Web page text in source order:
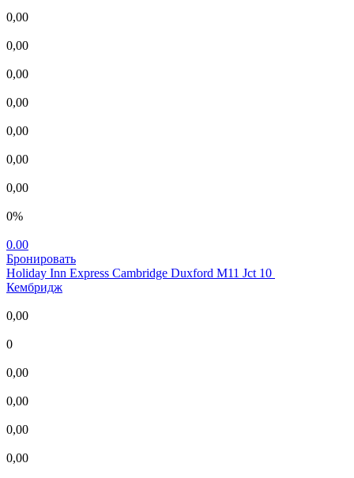
0,00
0,00
0,00
0,00
0,00
0,00
0,00
0%
0.00
Бронировать
Holiday Inn Express Cambridge Duxford M11 Jct 10
Кембридж
0,00
0
0,00
0,00
0,00
0,00